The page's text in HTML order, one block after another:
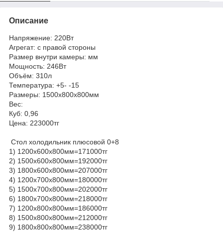
Описание
Напряжение: 220Вт
Агрегат: с правой стороны
Размер внутри камеры: мм
Мощность: 246Вт
Объём: 310л
Температура: +5- -15
Размеры: 1500х800х800мм
Вес:
Куб: 0,96
Цена: 223000тг
Стол холодильник плюсовой 0+8
1) 1200х600х800мм=171000тг
2) 1500х600х800мм=192000тг
3) 1800х600х800мм=207000тг
4) 1200х700х800мм=180000тг
5) 1500х700х800мм=202000тг
6) 1800х700х800мм=218000тг
7) 1200х800х800мм=186000тг
8) 1500х800х800мм=212000тг
9) 1800х800х800мм=238000тг